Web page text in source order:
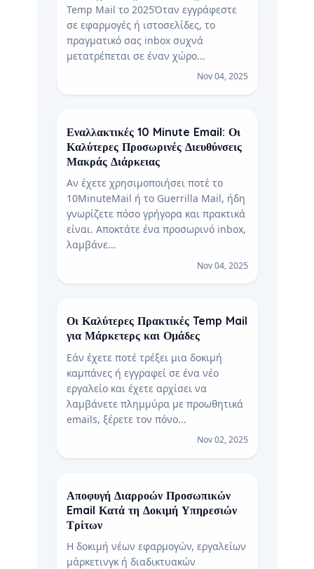
Temp Mail το 2025Όταν εγγράφεστε
σε εφαρμογές ή ιστοσελίδες, το
πραγματικό σας inbox συχνά
μετατρέπεται σε έναν χώρο...
Nov 04, 2025
Εναλλακτικές 10 Minute Email: Οι
Καλύτερες Προσωρινές Διευθύνσεις
Μακράς Διάρκειας
Αν έχετε χρησιμοποιήσει ποτέ το
10MinuteMail ή το Guerrilla Mail, ήδη
γνωρίζετε πόσο γρήγορα και πρακτικά
είναι. Αποκτάτε ένα προσωρινό inbox,
λαμβάνε...
Nov 04, 2025
Οι Καλύτερες Πρακτικές Temp Mail
για Μάρκετερς και Ομάδες
Εάν έχετε ποτέ τρέξει μια δοκιμή
καμπάνες ή εγγραφεί σε ένα νέο
εργαλείο και έχετε αρχίσει να
λαμβάνετε πλημμύρα με προωθητικά
emails, ξέρετε τον πόνο...
Nov 02, 2025
Αποφυγή Διαρροών Προσωπικών
Email Κατά τη Δοκιμή Υπηρεσιών
Τρίτων
Η δοκιμή νέων εφαρμογών, εργαλείων
μάρκετινγκ ή διαδικτυακών